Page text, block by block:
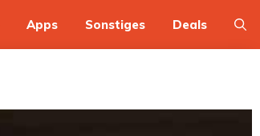
Apps Sonstiges Deals